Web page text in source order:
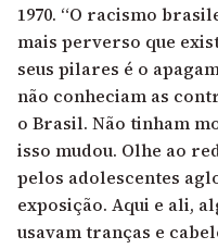
1970. “O racismo
mais perverso que
seus pilares é o
não conheciam as
o Brasil. Não tinham
isso mudou. Olhe ao
pelos adolescentes
exposição. Aqui e ali,
usavam tranças e